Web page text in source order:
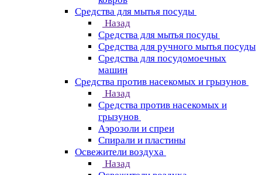
Средства для мытья посуды
Назад
Средства для мытья посуды
Средства для ручного мытья посуды
Средства для посудомоечных
машин
Средства против насекомых и грызунов
Назад
Средства против насекомых и
грызунов
Аэрозоли и спреи
Спирали и пластины
Освежители воздуха
Назад